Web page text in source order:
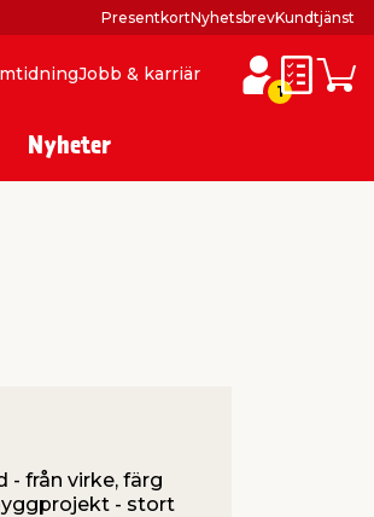
Jobb & karriär
1
PresentkortNyhetsbrevKundtjänst
Nyheter
- från virke, färg
- stort